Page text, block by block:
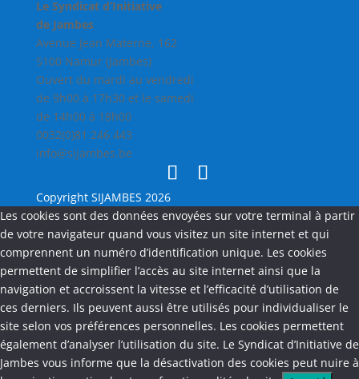
Le Syndicat d’Initiative
de Jambes
Avenue Jean Materne, 162
5100 Namur (Jambes)
Ouvert du mardi au vendredi
de 9h00 à 17h30 et le samedi
de 14h00 à 18h00
0032(0)81 246 443
info@sijambes.be
Copyright SIJAMBES 2026
Les cookies sont des données envoyées sur votre terminal à partir
de votre navigateur quand vous visitez un site internet et qui
comprennent un numéro d’identification unique. Les cookies
permettent de simplifier l’accès au site internet ainsi que la
navigation et accroissent la vitesse et l’efficacité d’utilisation de
ces derniers. Ils peuvent aussi être utilisés pour individualiser le
site selon vos préférences personnelles. Les cookies permettent
également d’analyser l’utilisation du site. Le Syndicat d’Initiative de
Jambes vous informe que la désactivation des cookies peut nuire à